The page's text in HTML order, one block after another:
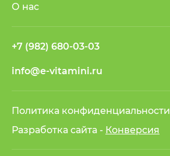
О нас
+7 (982) 680-03-03
info@e-vitamini.ru
Политика конфиденциальности
Разработка сайта - Конверсия